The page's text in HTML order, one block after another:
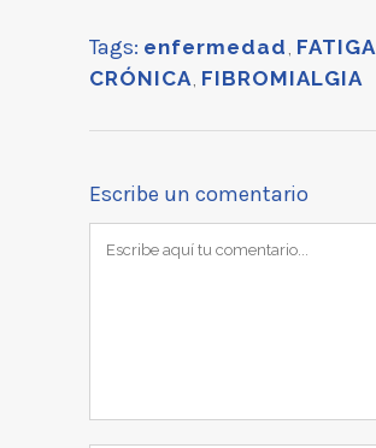
Tags: enfermedad FATIGA
CRÓNICA FIBROMIALGIA
Escribe un comentario